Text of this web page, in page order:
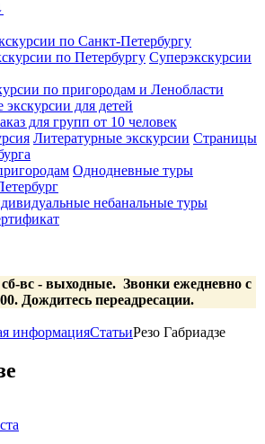
по Санкт-Петербургу
по Петербургу Суперэкскурсии
по пригородам и Ленобласти
для детей
для групп от 10 человек
Литературные экскурсии Страницы
Однодневные туры
небанальные туры
вс - выходные. Звонки ежедневно с
Дождитесь переадресации.
информацияСтатьиРезо Габриадзе